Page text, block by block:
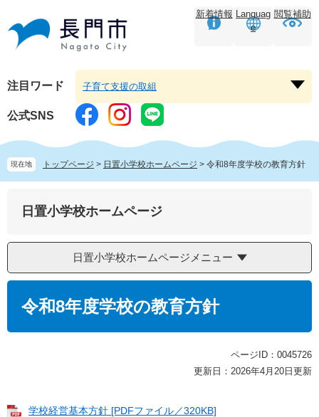
頭
す。
飛
し
本
文
へ
新着情報 Languag
e
閲覧補助
注目ワード
ー
を
子育て支援の取組
公式SNS
現在地 トップページ > 日置小学校ホームページ > 令和8年度学校の教育方針
日置小学校ホームページ
日置小学校ホームページメニュー
令和8年度学校の教育方針
ページID：0045726
更新日：2026年4月20日更新
学校経営基本方針 [PDFファイル／320KB]